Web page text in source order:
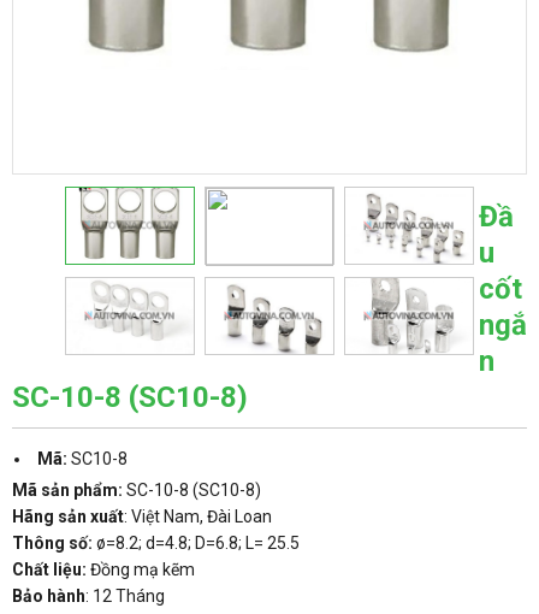
Đầ
u
cốt
ngắ
n
SC-10-8 (SC10-8)
Mã: SC10-8
Mã sản phẩm: SC-10-8 (SC10-8)
Hãng sản xuất: Việt Nam, Đài Loan
Thông số: ø=8.2; d=4.8; D=6.8; L= 25.5
Chất liệu: Đồng mạ kẽm
Bảo hành: 12 Tháng